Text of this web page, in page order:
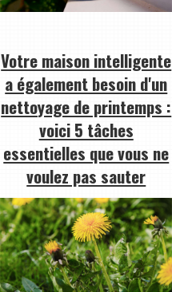
Votre maison intelligente
a également besoin d'un
nettoyage de printemps :
voici 5 tâches
essentielles que vous ne
voulez pas sauter